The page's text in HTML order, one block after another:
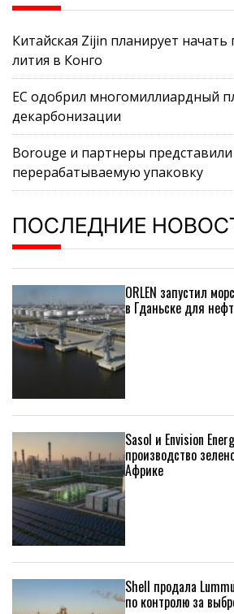
Китайская Zijin планирует начать
лития в Конго
ЕС одобрил многомиллиардный
декарбонизации
Borouge и партнеры
перерабатываемую упаковку
ПОСЛЕДНИЕ
ORLEN запустил
в Гданьске для
Sasol и Envision
производство
Африке
Shell продала
по контролю за